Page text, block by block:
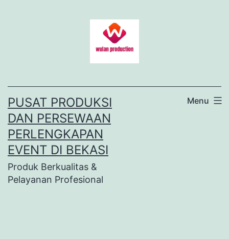
PUSAT PRODUKSI
DAN PERSEWAAN
PERLENGKAPAN
EVENT DI BEKASI
Produk Berkualitas &
Pelayanan Profesional
Menu